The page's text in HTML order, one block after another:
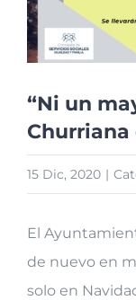
“Ni un
Churriana
15 Dic, 2020 |
El
de nuevo en
solo en